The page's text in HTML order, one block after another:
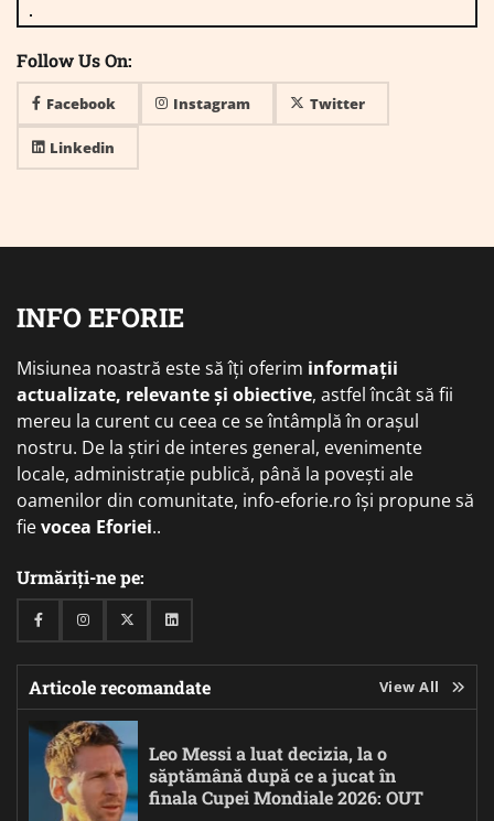
Follow Us On:
Facebook Instagram Twitter
Linkedin
INFO EFORIE
Misiunea noastră este să îți oferim informații
actualizate, relevante și obiective, astfel încât să fii
mereu la curent cu ceea ce se întâmplă în orașul
nostru. De la știri de interes general, evenimente
locale, administrație publică, până la povești ale
oamenilor din comunitate, info-eforie.ro își propune să
fievocea Eforiei..
Urmăriți-ne pe:
FacebookInstagramTwitterLinkedin
Articole recomandate View All
Leo Messi a luat decizia, la o
săptămână după ce a jucat în
finala Cupei Mondiale 2026: OUT